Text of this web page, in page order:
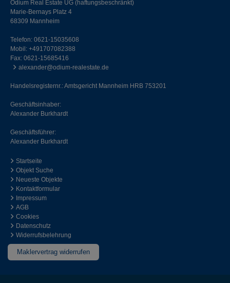
Odium Real Estate UG (haftungsbeschränkt)
Marie-Bernays Platz 4
68309 Mannheim
Telefon: 0621-15035608
Mobil: +491707082388
Fax: 0621-15685416
alexander@odium-realestate.de
Handelsregisternr.: Amtsgericht Mannheim HRB 753201
Geschäftsinhaber:
Alexander Burkhardt
Geschäftsführer:
Alexander Burkhardt
Startseite
Objekt Suche
Neueste Objekte
Kontaktformular
Impressum
AGB
Cookies
Datenschutz
Widerrufsbelehrung
Maklervertrag widerrufen